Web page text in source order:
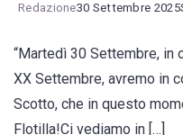
Redazione30 Settembre 2025
“Martedì 30 Settembre,
XX Settembre, avremo in
Scotto, che in questo
Flotilla!Ci vediamo in […]